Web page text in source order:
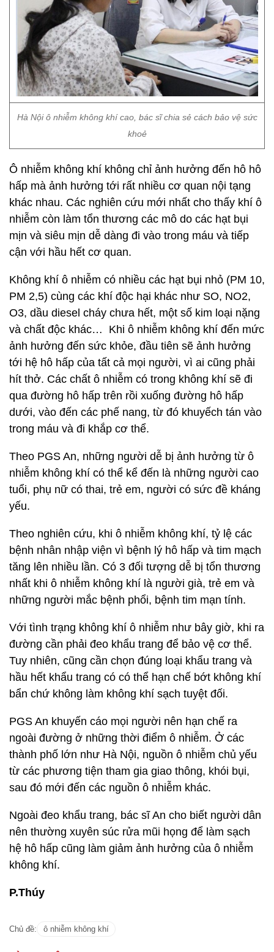
Hà Nội ô nhiễm không khí cao, bác sĩ chia sẻ cách bảo vệ sức
khoẻ
Ô nhiễm không khí không chỉ ảnh hưởng đến hô hô
hấp mà ảnh hưởng tới rất nhiều cơ quan nội tạng
khác nhau. Các nghiên cứu mới nhất cho thấy khí ô
nhiễm còn làm tổn thương các mô do các hạt bụi
mịn và siêu mịn dễ dàng đi vào trong máu và tiếp
cận với hầu hết cơ quan.
Không khí ô nhiễm có nhiều các hạt bụi nhỏ (PM 10,
PM 2,5) cùng các khí độc hại khác như SO, NO2,
O3, dầu diesel cháy chưa hết, một số kim loại nặng
và chất độc khác… Khi ô nhiễm không khí đến mức
ảnh hưởng đến sức khỏe, đầu tiên sẽ ảnh hưởng
tới hệ hô hấp của tất cả mọi người, vì ai cũng phải
hít thở. Các chất ô nhiễm có trong không khí sẽ đi
qua đường hô hấp trên rồi xuống đường hô hấp
dưới, vào đến các phế nang, từ đó khuyếch tán vào
trong máu và đi khắp cơ thể.
Theo PGS An, những người dễ bị ảnh hưởng từ ô
nhiễm không khí có thể kể đến là những người cao
tuổi, phụ nữ có thai, trẻ em, người có sức đề kháng
yếu.
Theo nghiên cứu, khi ô nhiễm không khí, tỷ lệ các
bệnh nhân nhập viện vì bệnh lý hô hấp và tim mạch
tăng lên nhiều lần. Có 3 đối tượng dễ bị tổn thương
nhất khi ô nhiễm không khí là người già, trẻ em và
những người mắc bệnh phổi, bệnh tim mạn tính.
Với tình trạng không khí ô nhiễm như bây giờ, khi ra
đường cần phải đeo khẩu trang để bảo vệ cơ thể.
Tuy nhiên, cũng cần chọn đúng loại khẩu trang và
hầu hết khẩu trang có có thể hạn chế bớt không khí
bẩn chứ không làm không khí sạch tuyệt đối.
PGS An khuyến cáo mọi người nên hạn chế ra
ngoài đường ở những thời điểm ô nhiễm. Ở các
thành phố lớn như Hà Nội, nguồn ô nhiễm chủ yếu
từ các phương tiện tham gia giao thông, khói bụi,
sau đó mới đến các nguồn ô nhiễm khác.
Ngoài đeo khẩu trang, bác sĩ An cho biết người dân
nên thường xuyên súc rửa mũi họng để làm sạch
hệ hô hấp cũng làm giảm ảnh hưởng của ô nhiễm
không khí.
P.Thúy
Chủ đề: ô nhiễm không khí